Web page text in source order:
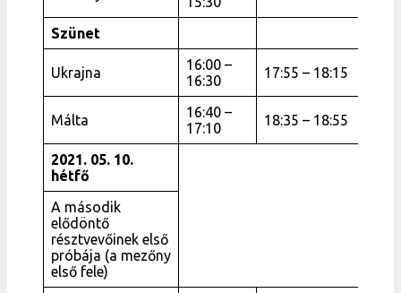
Szünet
Ukrajna
16:00 –
16:30
17:55 – 18:15
Málta
16:40 –
17:10
18:35 – 18:55
2021. 05. 10.
hétfő
A második
elődöntő
résztvevőinek első
próbája (a mezőny
első fele)